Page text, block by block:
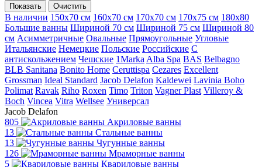
Показать Очистить
В наличии 150x70 см 160x70 см 170x70 см 170x75 см 180x80
Большие ванны Шириной 70 см Шириной 75 см Шириной 80
см Асимметричные Овальные Прямоугольные Угловые
Итальянские Немецкие Польские Российские С
антискольжением Чешские 1Marka Alba Spa BAS Belbagno
BLB Sanitana Bonito Home Ceruttispa Cezares Excellent
Grossman Ideal Standard Jacob Delafon Kaldewei Lavinia Boho
Polimat Ravak Riho Roxen Timo Triton Vagner Plast Villeroy &
Boch Vincea Vitra Wellsee Универсал
Jacob Delafon
805
Акриловые ванны
13
Стальные ванны
13
Чугунные ванны
126
Мраморные ванны
5
Квариловые ванны